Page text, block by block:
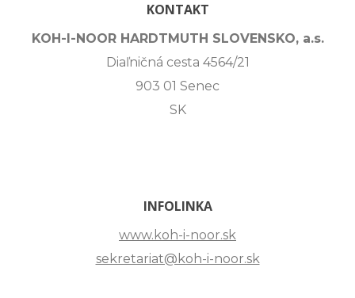
KONTAKT
KOH-I-NOOR HARDTMUTH SLOVENSKO, a.s.
Diaľničná cesta 4564/21
903 01 Senec
SK
INFOLINKA
www.koh-i-noor.sk
sekretariat@koh-i-noor.sk